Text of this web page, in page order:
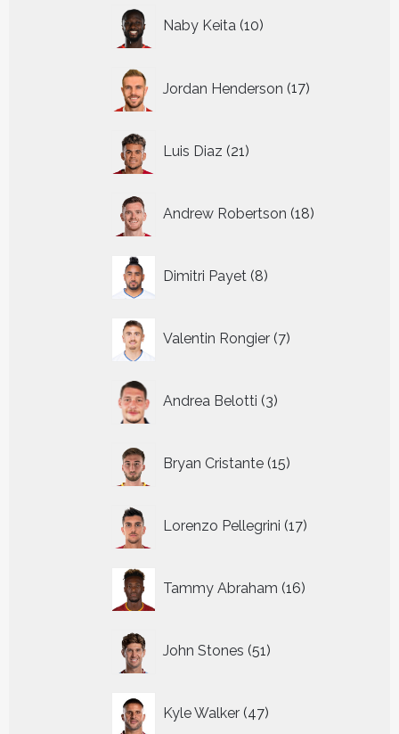
Naby Keita 10
producten
Jordan Henderson 17
producten
Luis Diaz 21
producten
Andrew Robertson 18
producten
Dimitri Payet 8
producten
Valentin Rongier 7
producten
Andrea Belotti 3
producten
Bryan Cristante 15
producten
Lorenzo Pellegrini 17
producten
Tammy Abraham 16
producten
John Stones 51
producten
Kyle Walker 47
producten